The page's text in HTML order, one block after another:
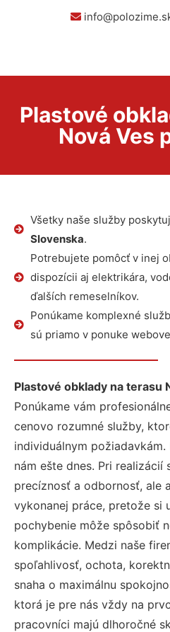
Plastové
Nová Ves
Všetky naše služby
Slovenska.
Potrebujete pomôcť v inej
dispozícii aj elektrikára,
ďalších remeselníkov.
Ponúkame komplexné
sú priamo v ponuke
Plastové obklady na terasu
Ponúkame vám
cenovo rozumné služby,
individuálnym
nám ešte dnes. Pri realizácií
precíznosť a odbornosť, ale
vykonanej práce, pretože si
pochybenie môže spôsobiť
komplikácie. Medzi naše
spoľahlivosť, ochota,
snaha o maximálnu
ktorá je pre nás vždy na
pracovníci majú dlhoročné